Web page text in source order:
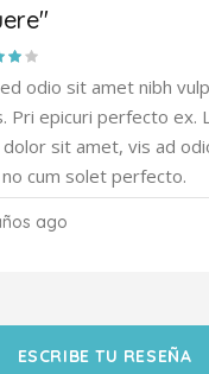
odio sit amet nibh
Pri epicuri perfecto ex.
sit amet, vis ad
cum solet perfecto.
ago
ESCRIBE TU RESEÑA